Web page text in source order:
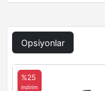
Opsiyonlar
%25
indirim